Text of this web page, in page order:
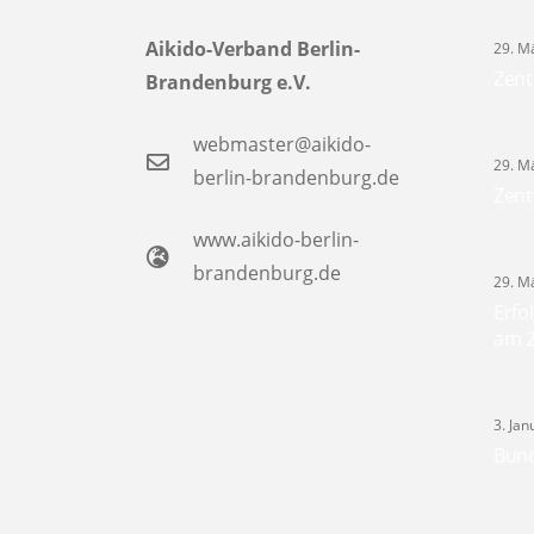
Aikido-Verband Berlin-
Brandenburg e.V.
webmaster@aikido-
berlin-brandenburg.de
www.aikido-berlin-
brandenburg.de
29.
29.
29.
3.